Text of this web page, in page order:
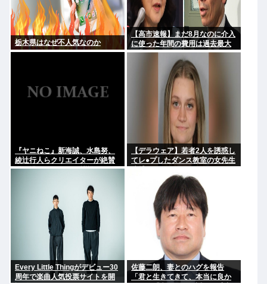
栃木県はなぜ不人気なのか
【高市速報】まだ8月なのに介入
に使った年間の費用は過去最大
と判明
『ヤニねこ』新海誠、水島努、
綾辻行人らクリエイターが絶賛
過激描写はBPOでも議論に
【デラウェア】若者2人を誘惑し
てレ●プしたダンス教室の女先生
Every Little Thingがデビュー30
周年で楽曲人気投票サイトを開
佐藤二朗、妻とのハグを報告
「君と生きてきて、本当に良か